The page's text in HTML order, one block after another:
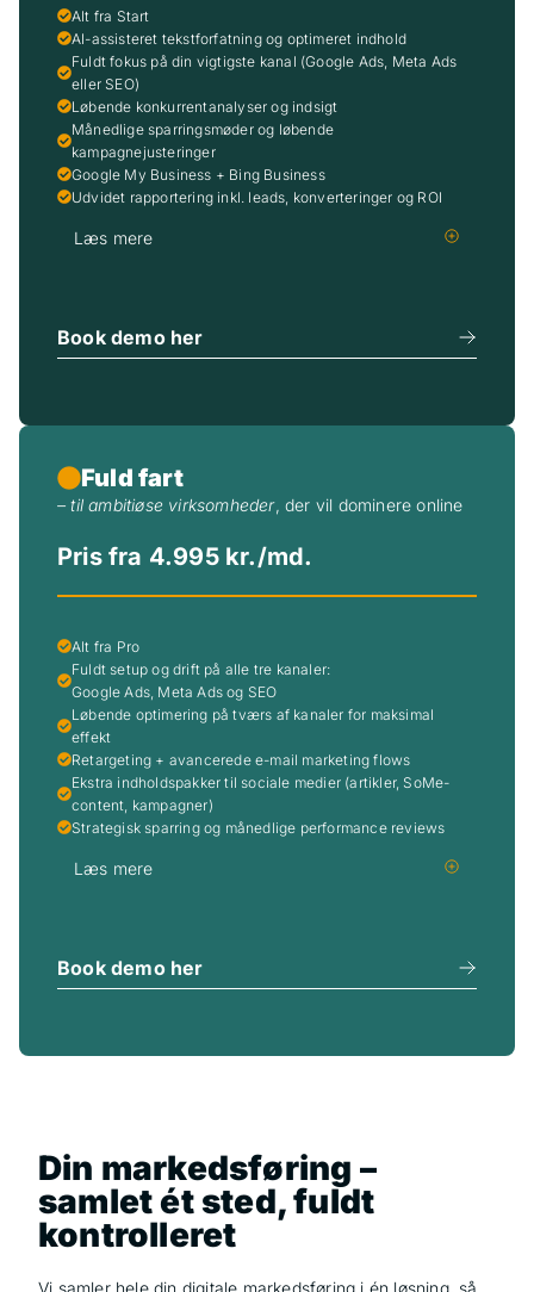
Alt fra Start
AI-assisteret tekstforfatning og optimeret indhold
Fuldt fokus på din vigtigste kanal (Google Ads, Meta Ads
eller SEO)
Løbende konkurrentanalyser og indsigt
Månedlige sparringsmøder og løbende
kampagnejusteringer
Google My Business + Bing Business
Udvidet rapportering inkl. leads, konverteringer og ROI
Læs mere
Book demo her
Fuld fart
– til ambitiøse virksomheder, der vil dominere online
Pris fra 4.995 kr./md.
Alt fra Pro
Fuldt setup og drift på alle tre kanaler:
Google Ads, Meta Ads og SEO
Løbende optimering på tværs af kanaler for maksimal
effekt
Retargeting + avancerede e-mail marketing flows
Ekstra indholdspakker til sociale medier (artikler, SoMe-
content, kampagner)
Strategisk sparring og månedlige performance reviews
Læs mere
Book demo her
Din markedsføring –
samlet ét sted, fuldt
kontrolleret
Vi samler hele din digitale markedsføring i én løsning, så